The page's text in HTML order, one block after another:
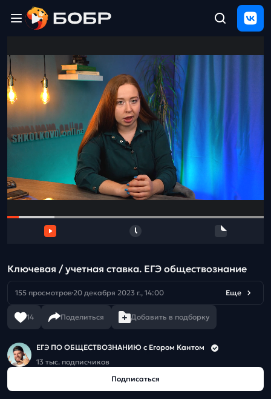
ЩЕЛЧОК
2026
Полезные
материалы
Проверка
сочинений
поддержка
и
Ключевая / учетная ставка. ЕГЭ обществознание
155 просмотров 20 декабря 2023 г., 14:00 Еще
14 Поделиться Добавить в подборку
ЕГЭ ПО ОБЩЕСТВОЗНАНИЮ c Егором Кантом
13 тыс. подписчиков
Подписаться